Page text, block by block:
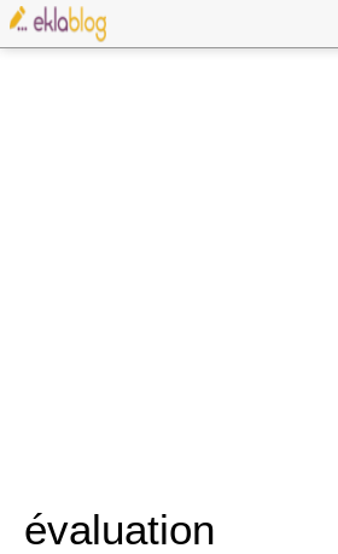
évaluation